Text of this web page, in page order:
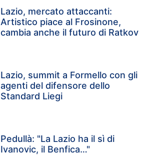
Lazio, mercato attaccanti:
Artistico piace al Frosinone,
cambia anche il futuro di Ratkov
Lazio, summit a Formello con gli
agenti del difensore dello
Standard Liegi
Pedullà: "La Lazio ha il sì di
Ivanovic, il Benfica…"